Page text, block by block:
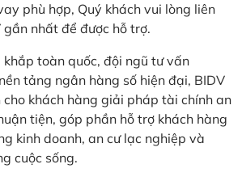
phù hợp, Quý khách vui lòng liên
gần nhất để được hỗ trợ.
toàn quốc, đội ngũ tư vấn
tảng ngân hàng số hiện đại, BIDV
khách hàng giải pháp tài chính an
tiện, góp phần hỗ trợ khách hàng
kinh doanh, an cư lạc nghiệp và
cuộc sống.